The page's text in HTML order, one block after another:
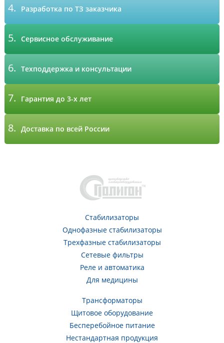
4. Разработка по ТЗ заказчика
5. Сервисное обслуживание
6. Техподдержка и консультации
7. Гарантия до 3-х лет
8. Доставка по всей России
Стабилизаторы
Однофазные стабилизаторы
Трехфазные стабилизаторы
Сетевые фильтры
Реле и автоматика
Для медицины
Трансформаторы
Щитовое оборудование
Бесперебойное питание
Нестандартная продукция